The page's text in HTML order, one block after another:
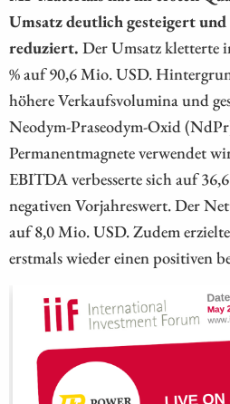
Umsatz deutlich gesteigert
reduziert. Der Umsatz kletterte
% auf 90,6 Mio. USD.
höhere Verkaufsvolumina und
Neodym-Praseodym-Oxid
Permanentmagnete verwendet
EBITDA verbesserte sich auf
negativen Vorjahreswert. Der
auf 8,0 Mio. USD. Zudem
erstmals wieder einen positiven